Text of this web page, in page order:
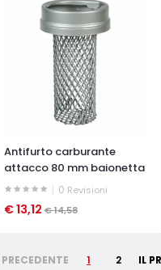
Antifurto carburante
attacco 80 mm baionetta
0 Revisioni
€ 13,12 € 14,58
PRECEDENTE 1 2 IL